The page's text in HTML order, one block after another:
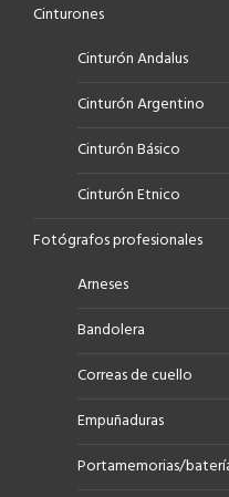
Cinturones
Cinturón Andalus
Cinturón Argentino
Cinturón Básico
Cinturón Etnico
Fotógrafos profesionales
Arneses
Bandolera
Correas de cuello
Empuñaduras
Portamemorias/